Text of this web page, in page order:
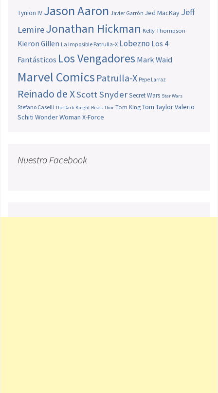
Tynion IV Jason Aaron Javier Garrón Jed MacKay Jeff
LemireJonathan Hickman Kelly Thompson
Kieron Gillen La Imposible Patrulla-X Lobezno Los 4
Fantásticos Los Vengadores Mark Waid
Marvel Comics Patrulla-X Pepe Larraz
Reinado de XScott SnyderSecret Wars Star Wars
Stefano Caselli The Dark Knight Rises Thor Tom King Tom TaylorValerio
Schiti Wonder Woman X-Force
Nuestro Facebook